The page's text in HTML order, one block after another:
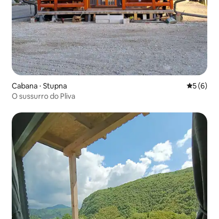
Cabana ⋅ Stupna 5 de
5 (6)
O sussurro do Pliva